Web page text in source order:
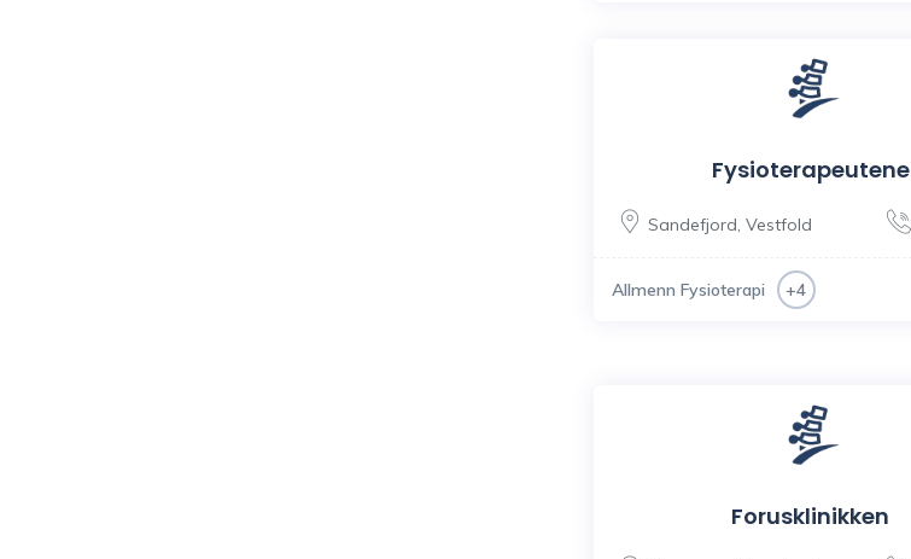
Fysioterapeutene
Sandefjord, Vestfold
Allmenn Fysioterapi +4
Forusklinikken